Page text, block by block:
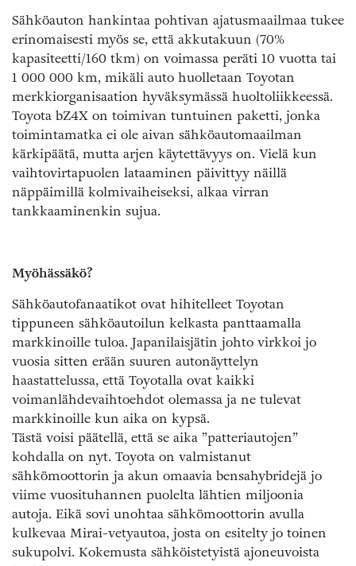
Sähköauton hankintaa pohtivan ajatusmaailmaa tukee
erinomaisesti myös se, että akkutakuun (70%
kapasiteetti/160 tkm) on voimassa peräti 10 vuotta tai
1 000 000 km, mikäli auto huolletaan Toyotan
merkkiorganisaation hyväksymässä huoltoliikkeessä.
Toyota bZ4X on toimivan tuntuinen paketti, jonka
toimintamatka ei ole aivan sähköautomaailman
kärkipäätä, mutta arjen käytettävyys on. Vielä kun
vaihtovirtapuolen lataaminen päivittyy näillä
näppäimillä kolmivaiheiseksi, alkaa virran
tankkaaminenkin sujua.
Myöhässäkö?
Sähköautofanaatikot ovat hihitelleet Toyotan
tippuneen sähköautoilun kelkasta panttaamalla
markkinoille tuloa. Japanilaisjätin johto virkkoi jo
vuosia sitten erään suuren autonäyttelyn
haastattelussa, että Toyotalla ovat kaikki
voimanlähdevaihtoehdot olemassa ja ne tulevat
markkinoille kun aika on kypsä.
Tästä voisi päätellä, että se aika ”patteriautojen”
kohdalla on nyt. Toyota on valmistanut
sähkömoottorin ja akun omaavia bensahybridejä jo
viime vuosituhannen puolelta lähtien miljoonia
autoja. Eikä sovi unohtaa sähkömoottorin avulla
kulkevaa Mirai-vetyautoa, josta on esitelty jo toinen
sukupolvi. Kokemusta sähköistetyistä ajoneuvoista